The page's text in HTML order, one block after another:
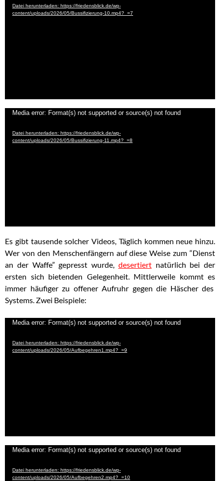
Datei herunterladen: https://friedensblick.de/wp-
content/uploads/2026/05/Bussifizierung-10.mp4?_=7
Video-
Media error: Format(s) not supported or source(s) not found
Datei herunterladen: https://friedensblick.de/wp-
content/uploads/2026/05/Bussifizierung-11.mp4?_=8
Es gibt tausende solcher Videos, Täglich kommen neue hinzu.
Wer von den Menschenfängern auf diese Weise zum “Dienst
an der Waffe” gepresst wurde, desertiertnatürlich bei der
ersten sich bietenden Gelegenheit. Mittlerweile kommt es
immer häufiger zu offener Aufruhr gegen die Häscher des
Systems. Zwei Beispiele:
Video-
Media error: Format(s) not supported or source(s) not found
Datei herunterladen: https://friedensblick.de/wp-
content/uploads/2026/05/Aufbegehren1.mp4?_=9
Video-
Media error: Format(s) not supported or source(s) not found
Datei herunterladen: https://friedensblick.de/wp-
content/uploads/2026/05/Aufbegehren2.mp4?_=10